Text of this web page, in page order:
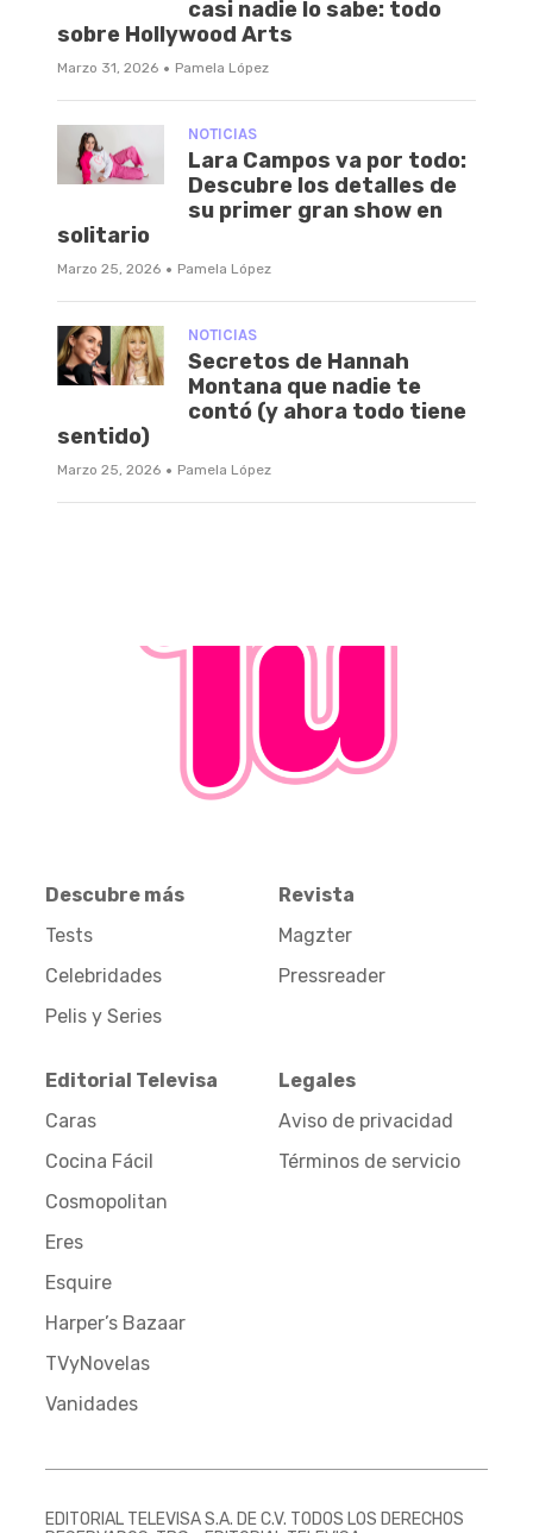
casi nadie lo sabe: todo
sobre Hollywood Arts
Marzo 31, 2026 · Pamela López
NOTICIAS
Lara Campos va por todo:
Descubre los detalles de
su primer gran show en
solitario
Marzo 25, 2026 · Pamela López
NOTICIAS
Secretos de Hannah
Montana que nadie te
contó (y ahora todo tiene
sentido)
Marzo 25, 2026 · Pamela López
Descubre más
Tests
Celebridades
Pelis y Series
Revista
Magzter
Pressreader
Editorial Televisa
Caras
Cocina Fácil
Cosmopolitan
Eres
Esquire
Harper’s Bazaar
TVyNovelas
Vanidades
Legales
Aviso de privacidad
Términos de servicio
EDITORIAL TELEVISA S.A. DE C.V. TODOS LOS DERECHOS